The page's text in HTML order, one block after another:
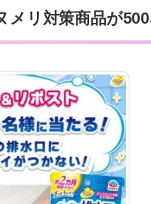
メリ対策商品が